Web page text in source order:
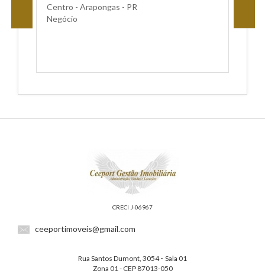
Centro - Arapongas - PR
Negócio
CRECI J-06967
ceeportimoveis@gmail.com
Rua Santos Dumont, 3054- Sala 01
Zona 01 - CEP 87013-050